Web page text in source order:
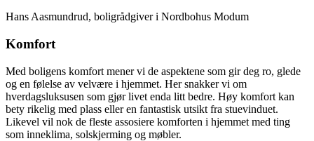
Hans Aasmundrud, boligrådgiver i Nordbohus Modum
Komfort
Med boligens komfort mener vi de aspektene som gir deg ro, glede
og en følelse av velvære i hjemmet. Her snakker vi om
hverdagsluksusen som gjør livet enda litt bedre. Høy komfort kan
bety rikelig med plass eller en fantastisk utsikt fra stuevinduet.
Likevel vil nok de fleste assosiere komforten i hjemmet med ting
som inneklima, solskjerming og møbler.